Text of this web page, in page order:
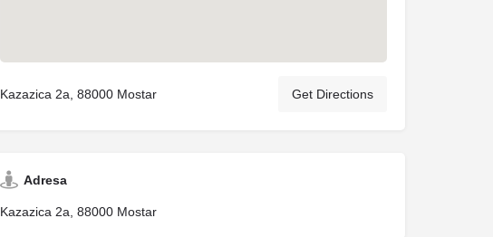
Kazazica 2a, 88000 Mostar Get Directions
Adresa
Kazazica 2a, 88000 Mostar